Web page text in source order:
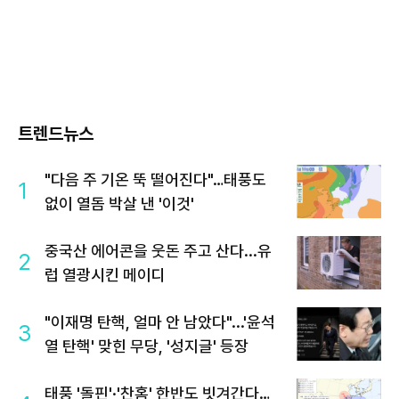
트렌드뉴스
1
"다음 주 기온 뚝 떨어진다"…태풍도
없이 열돔 박살 낸 '이것'
2
중국산 에어콘을 웃돈 주고 산다...유
럽 열광시킨 메이디
3
"이재명 탄핵, 얼마 안 남았다"...'윤석
열 탄핵' 맞힌 무당, '성지글' 등장
태풍 '돌핀'·'찬홈' 한반도 빗겨간다…